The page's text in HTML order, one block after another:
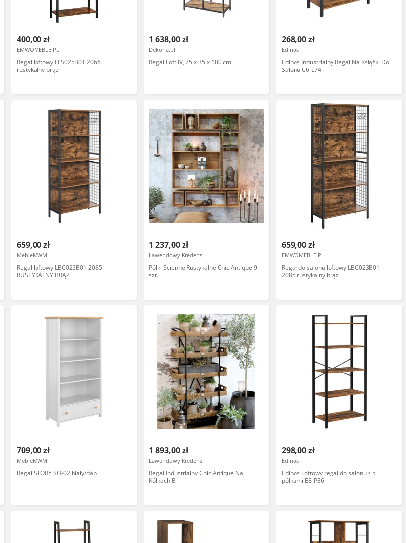
400,00 zł
EMWOMEBLE.PL
Regał loftowy LLS025B01 2066
rustykalny brąz
1 638,00 zł
Dekoria.pl
Regał Loft IV, 75 x 35 x 180 cm
268,00 zł
Edinos
Edinos Industrialny Regał Na Książki Do
Salonu C6-L74
659,00 zł
MebleMWM
Regał loftowy LBC023B01 2085
RUSTYKALNY BRĄZ
1 237,00 zł
Lawendowy Kredens
Półki Ścienne Rustykalne Chic Antique 9
szt.
659,00 zł
EMWOMEBLE.PL
Regał do salonu loftowy LBC023B01
2085 rustykalny brąz
709,00 zł
MebleMWM
Regał STORY SO-02 biały/dąb
1 893,00 zł
Lawendowy Kredens
Regał Industrialny Chic Antique Na
Kółkach B
298,00 zł
Edinos
Edinos Loftowy regał do salonu z 5
półkami E8-P36